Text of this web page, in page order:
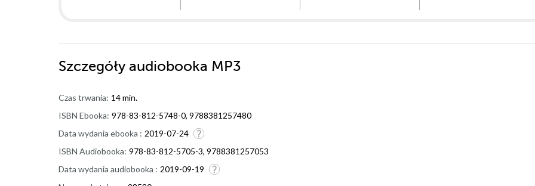
Szczegóły audiobooka MP3
Czas trwania: 14 min.
ISBN Ebooka: 978-83-812-5748-0, 9788381257480
Data wydania ebooka : 2019-07-24
ISBN Audiobooka: 978-83-812-5705-3, 9788381257053
Data wydania audiobooka : 2019-09-19